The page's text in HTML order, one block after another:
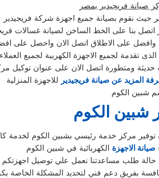
صيانة فريجيدير بمصر
حيث نقوم بصيانة جميع اجهزة شركة فريجيدير
وافضل على الاطلاق اتصل الان واحصل على
تقدمة لجميع الاجهزة الكهربية لجميع
ومتطورة اتصل الان على عنوان توكيل
المزيد عن صيانة فريجيدير للاجهزة المنزلية
شبين الكوم
شبين الكوم
مركز خدمة رئيسي بشبين الكوم لخدمة
صيانة الاجهزة الكهربائية في شبين الكوم
بفريق دعم فني لتحديد المشكلة الخاصة